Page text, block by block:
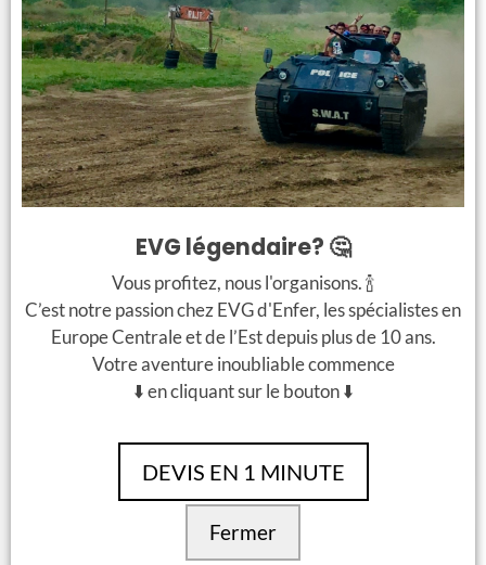
Transfert aéroport
aller en Chrysler Limo
8 pers.
Transfert aéroport
aller en Mercedes G-
Class Brabus
14 pers.
+
€ 38 / personne
Transfert aéroport
aller en Hummer H2
€ 63 / personne
Transfert aéroport
aller en Mercedes G-
Class Brabus avec
EVG légendaire? 🤔
Vous profitez, nous l'organisons. 🍾
C’est notre passion chez EVG d'Enfer, les spécialistes en
Europe Centrale et de l’Est depuis plus de 10 ans.
Votre aventure inoubliable commence
⬇️ en cliquant sur le bouton ⬇️
DEVIS EN 1 MINUTE
Fermer